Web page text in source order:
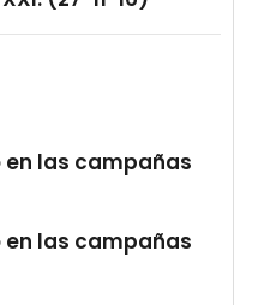
en las campañas
en las campañas